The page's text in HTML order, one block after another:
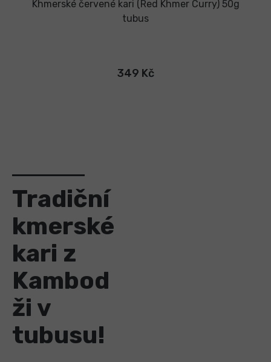
Khmerské červené kari (Red Khmer Curry) 50g
tubus
349 Kč
Tradiční
kmerské
kari z
Kambod
ži v
tubusu!